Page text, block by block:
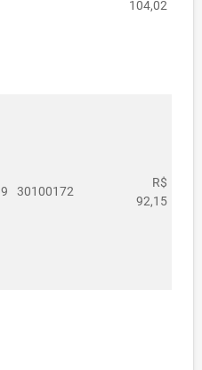
104,02
30100172
R$
92,15